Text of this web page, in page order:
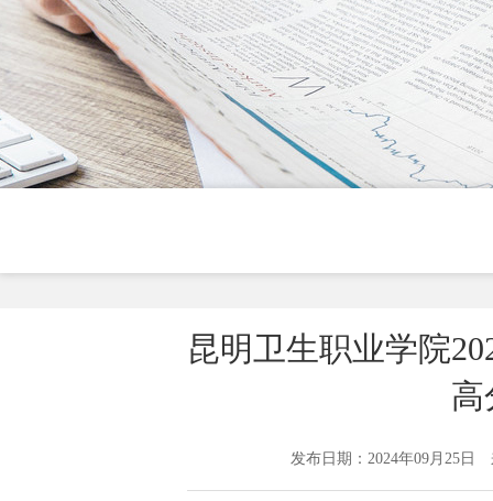
昆明卫生职业学院
高
发布日期：2024年09月25